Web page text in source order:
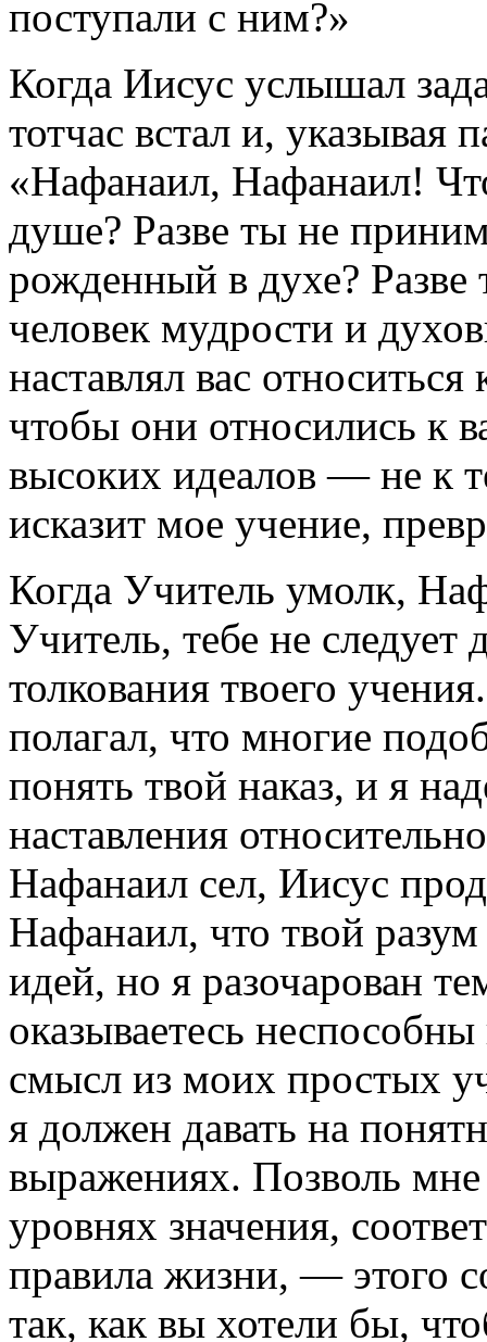
поступали с ним?»
Когда Иисус услышал
тотчас встал и, указывая
«Нафанаил, Нафанаил!
душе? Разве ты не
рожденный в духе?
человек мудрости и
наставлял вас
чтобы они относились к
высоких идеалов — не к
исказит мое учение,
Когда Учитель умолк,
Учитель, тебе не следует
толкования твоего
полагал, что многие
понять твой наказ, и я
наставления
Нафанаил сел, Иисус
Нафанаил, что твой
идей, но я разочарован
оказываетесь
смысл из моих простых
я должен давать на
выражениях. Позволь мне
уровнях значения,
правила жизни, — этого
так, как вы хотели бы,